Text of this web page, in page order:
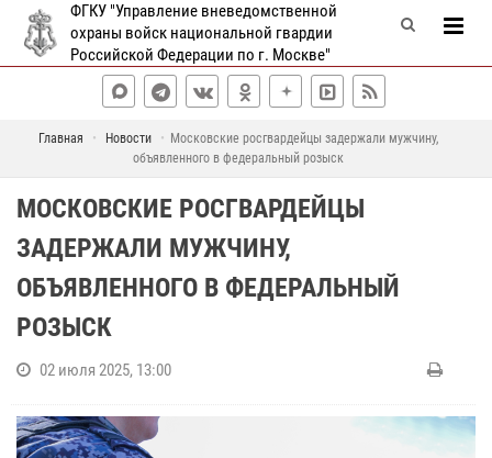
ФГКУ "Управление вневедомственной
охраны войск национальной гвардии
Российской Федерации по г. Москве"
Главная Новости
Московские росгвардейцы задержали мужчину,
объявленного в федеральный розыск
МОСКОВСКИЕ РОСГВАРДЕЙЦЫ
ЗАДЕРЖАЛИ МУЖЧИНУ,
ОБЪЯВЛЕННОГО В ФЕДЕРАЛЬНЫЙ
РОЗЫСК
02 июля 2025, 13:00